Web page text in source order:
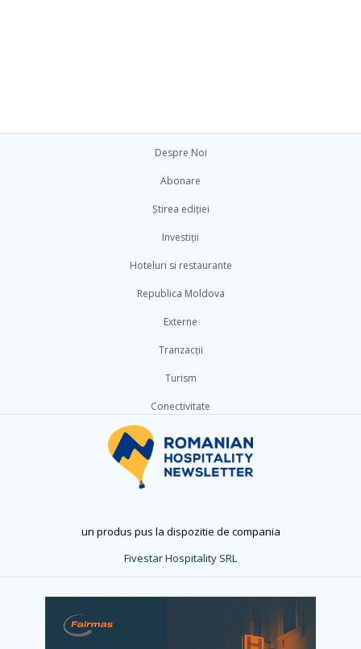
Despre Noi
Abonare
Știrea ediției
Investiții
Hoteluri si restaurante
Republica Moldova
Externe
Tranzacții
Turism
Conectivitate
un produs pus la dispozitie de compania
Fivestar Hospitality SRL